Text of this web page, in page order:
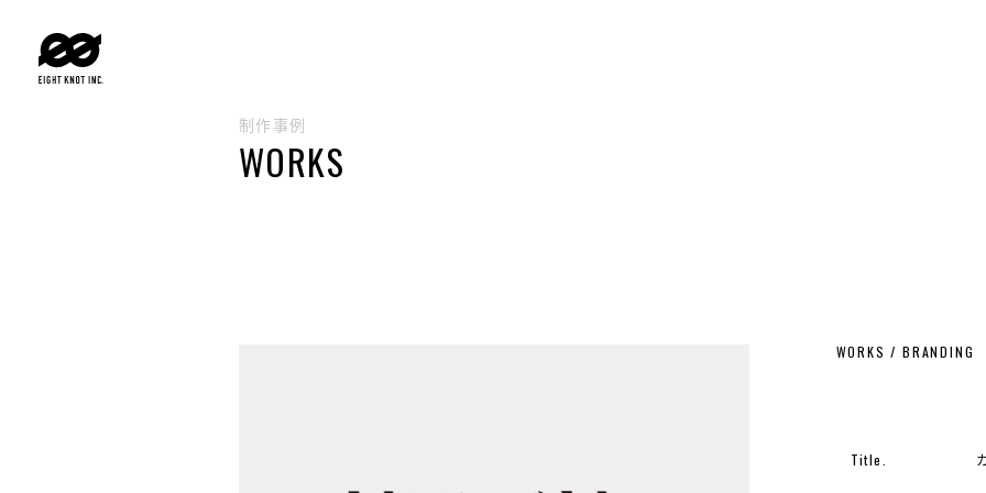
制作事例
WORKS
WORKS / BRANDING
Title.